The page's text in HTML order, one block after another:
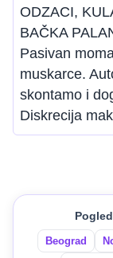
ODZACI,
BAČKA
Pasivan
muskarce.
skontamo i
Diskrecija
Beograd